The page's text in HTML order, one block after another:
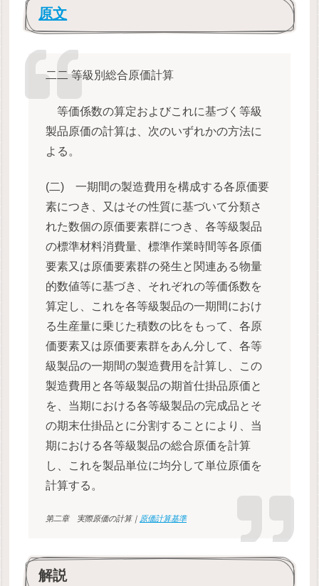
原文
二二 等級別総合原価計算
等価係数の算定およびこれに基づく等級
製品原価の計算は、次のいずれかの方法に
よる。
(二) 一期間の製造費用を構成する各原価要
素につき、又はその性質に基づいて分類さ
れた数個の原価要素群につき、各等級製品
の標準材料消費量、標準作業時間等各原価
要素又は原価要素群の発生と関連ある物量
的数値等に基づき、それぞれの等価係数を
算定し、これを各等級製品の一期間におけ
る生産量に乗じた積数の比をもって、各原
価要素又は原価要素群をあん分して、各等
級製品の一期間の製造費用を計算し、この
製造費用と各等級製品の期首仕掛品原価と
を、当期における各等級製品の完成品とそ
の期末仕掛品とに分割することにより、当
期における各等級製品の総合原価を計算
し、これを製品単位に均分して単位原価を
計算する。
第二章 実際原価の計算｜ 原価計算基準
解説